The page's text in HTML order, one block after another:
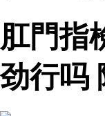
肛門指
劲行吗